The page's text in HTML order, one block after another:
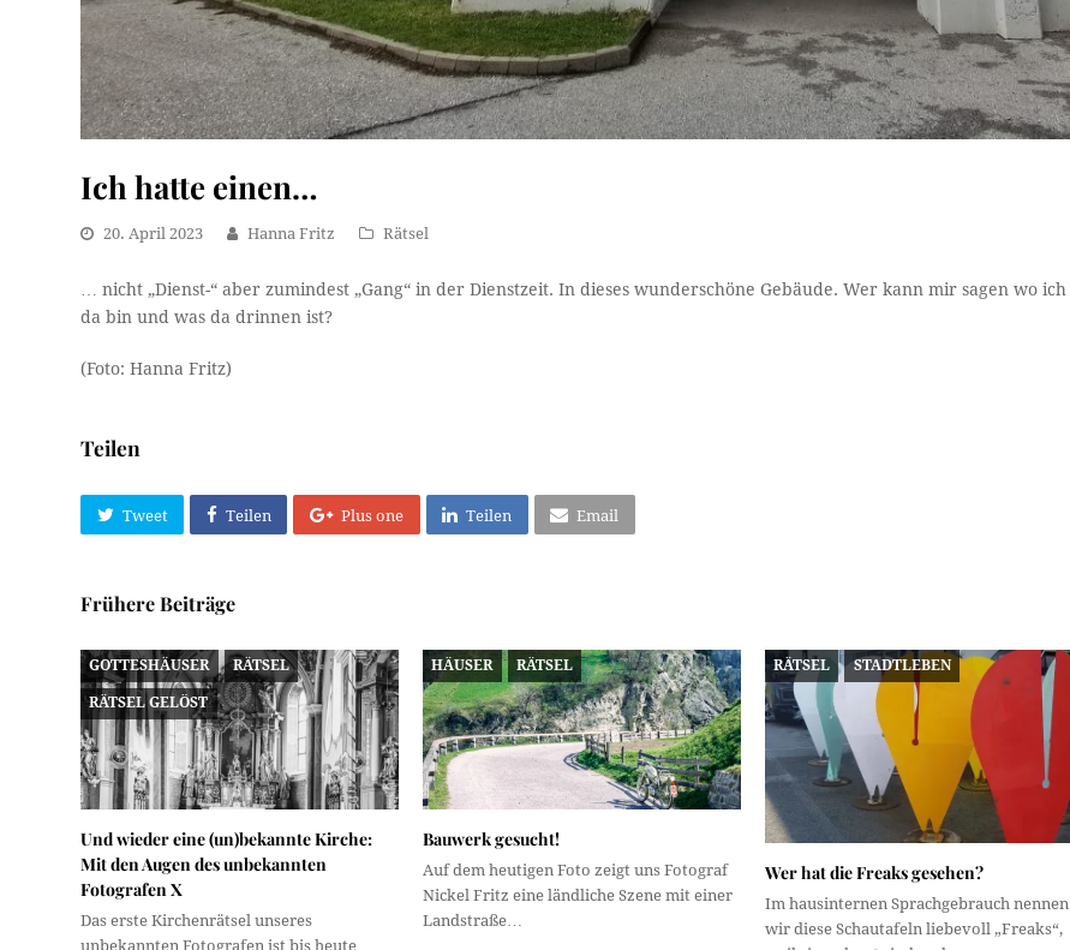
Ich hatte einen…
20. April 2023 Hanna Fritz Rätsel
… nicht „Dienst-“ aber zumindest „Gang“ in der Dienstzeit. In dieses wunderschöne Gebäude. Wer kann mir sagen wo ich
da bin und was da drinnen ist?
(Foto: Hanna Fritz)
Teilen
Tweet Teilen Plus one Teilen Email
Frühere Beiträge
GOTTESHÄUSER RÄTSEL
RÄTSEL GELÖST
Und wieder eine (un)bekannte Kirche:
Mit den Augen des unbekannten
Fotografen X
Das erste Kirchenrätsel unseres
unbekannten Fotografen ist bis heute
HÄUSER RÄTSEL
Bauwerk gesucht!
Auf dem heutigen Foto zeigt uns Fotograf
Nickel Fritz eine ländliche Szene mit einer
Landstraße…
RÄTSEL STADTLEBEN
Wer hat die Freaks gesehen?
Im hausinternen Sprachgebrauch nennen
wir diese Schautafeln liebevoll „Freaks“,